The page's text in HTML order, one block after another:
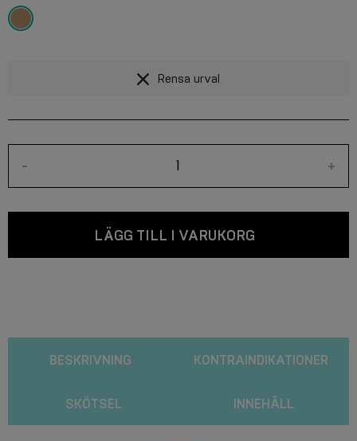
Rensa urval
- +
LÄGG TILL I VARUKORG
BESKRIVNING KONTRAINDIKATIONER
SKÖTSEL INNEHÅLL